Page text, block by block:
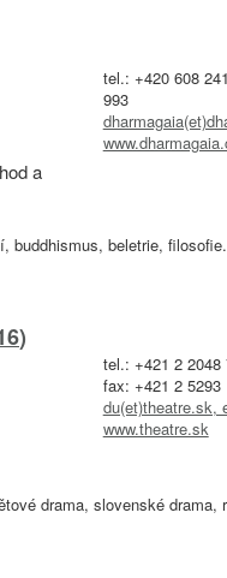
a
tel.: +420 608
993
buddhismus, beletrie, filosofie.
)
tel.: +421 2 2048
fax: +421 2 5293
du(et)theatre.sk,
www.theatre.sk
drama, slovenské drama,